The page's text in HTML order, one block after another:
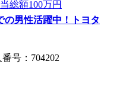
の男性活躍中！トヨタ
号：704202